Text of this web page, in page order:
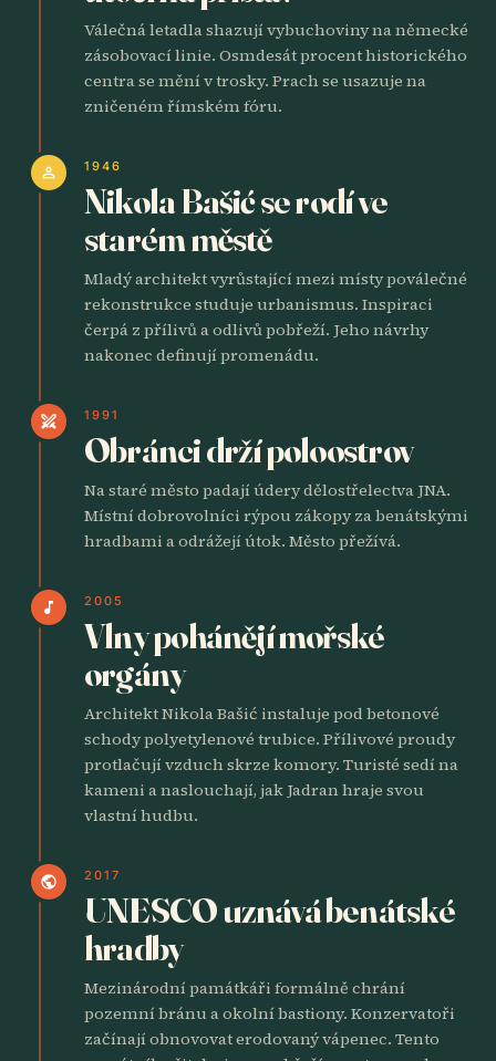
Válečná letadla shazují vybuchoviny na německé
zásobovací linie. Osmdesát procent historického
centra se mění v trosky. Prach se usazuje na
zničeném římském fóru.
person 1946
Nikola Bašić se rodí ve
starém městě
Mladý architekt vyrůstající mezi místy poválečné
rekonstrukce studuje urbanismus. Inspiraci
čerpá z přílivů a odlivů pobřeží. Jeho návrhy
nakonec definují promenádu.
swords 1991
Obránci drží poloostrov
Na staré město padají údery dělostřelectva JNA.
Místní dobrovolníci rýpou zákopy za benátskými
hradbami a odrážejí útok. Město přežívá.
music_note 2005
Vlny pohánějí mořské
orgány
Architekt Nikola Bašić instaluje pod betonové
schody polyetylenové trubice. Přílivové proudy
protlačují vzduch skrze komory. Turisté sedí na
kameni a naslouchají, jak Jadran hraje svou
vlastní hudbu.
public 2017
UNESCO uznává benátské
hradby
Mezinárodní památkáři formálně chrání
pozemní bránu a okolní bastiony. Konzervatoři
začínají obnovovat erodovaný vápenec. Tento